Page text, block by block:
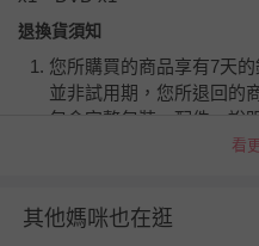
退換貨須知
您所購買的商品享有7天
並非試用期，您所退回的
包含完整包裝、配件、說
瑕疵退換貨所產生的運費
退貨，您可至『查詢訂單
看
其他媽咪也在逛